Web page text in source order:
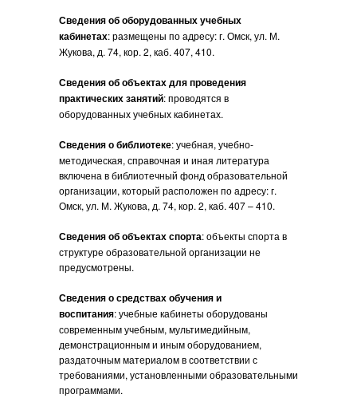
Сведения об оборудованных учебных
кабинетах: размещены по адресу: г. Омск, ул. М.
Жукова, д. 74, кор. 2, каб. 407, 410.
Сведения об объектах для проведения
практических занятий: проводятся в
оборудованных учебных кабинетах.
Сведения о библиотеке: учебная, учебно-
методическая, справочная и иная литература
включена в библиотечный фонд образовательной
организации, который расположен по адресу: г.
Омск, ул. М. Жукова, д. 74, кор. 2, каб. 407 – 410.
Сведения об объектах спорта: объекты спорта в
структуре образовательной организации не
предусмотрены.
Сведения о средствах обучения и
воспитания: учебные кабинеты оборудованы
современным учебным, мультимедийным,
демонстрационным и иным оборудованием,
раздаточным материалом в соответствии с
требованиями, установленными образовательными
программами.